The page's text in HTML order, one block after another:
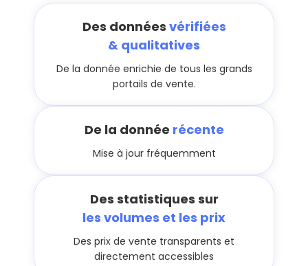
Des données vérifiées
& qualitatives
De la donnée enrichie de tous les grands
portails de vente.
De la donnée récente
Mise à jour fréquemment
Des statistiques sur
les volumes et les prix
Des prix de vente transparents et
directement accessibles